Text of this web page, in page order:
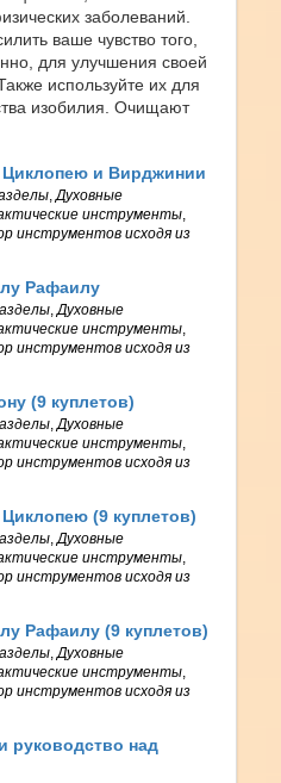
заболеваний.
ваше чувство того,
для улучшения своей
используйте их для
изобилия. Очищают
Циклопею и Вирджинии
,Духовные
инструменты,
инструментов исходя из
Рафаилу
,Духовные
инструменты,
инструментов исходя из
(9 куплетов)
,Духовные
инструменты,
инструментов исходя из
(9 куплетов)
,Духовные
инструменты,
инструментов исходя из
Рафаилу (9 куплетов)
,Духовные
инструменты,
инструментов исходя из
руководство над